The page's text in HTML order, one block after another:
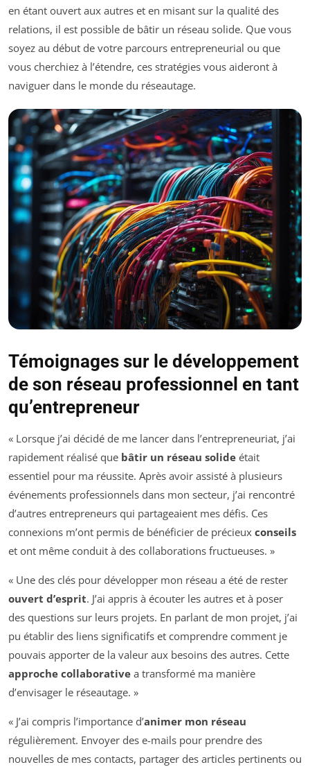
en étant ouvert aux autres et en misant sur la qualité des
relations, il est possible de bâtir un réseau solide. Que vous
soyez au début de votre parcours entrepreneurial ou que
vous cherchiez à l’étendre, ces stratégies vous aideront à
naviguer dans le monde du réseautage.
Témoignages sur le développement
de son réseau professionnel en tant
qu’entrepreneur
« Lorsque j’ai décidé de me lancer dans l’entrepreneuriat, j’ai
rapidement réalisé que bâtir un réseau solide était
essentiel pour ma réussite. Après avoir assisté à plusieurs
événements professionnels dans mon secteur, j’ai rencontré
d’autres entrepreneurs qui partageaient mes défis. Ces
connexions m’ont permis de bénéficier de précieux conseils
et ont même conduit à des collaborations fructueuses. »
« Une des clés pour développer mon réseau a été de rester
ouvert d’esprit. J’ai appris à écouter les autres et à poser
des questions sur leurs projets. En parlant de mon projet, j’ai
pu établir des liens significatifs et comprendre comment je
pouvais apporter de la valeur aux besoins des autres. Cette
approche collaborative a transformé ma manière
d’envisager le réseautage. »
« J’ai compris l’importance d’animer mon réseau
régulièrement. Envoyer des e-mails pour prendre des
nouvelles de mes contacts, partager des articles pertinents ou